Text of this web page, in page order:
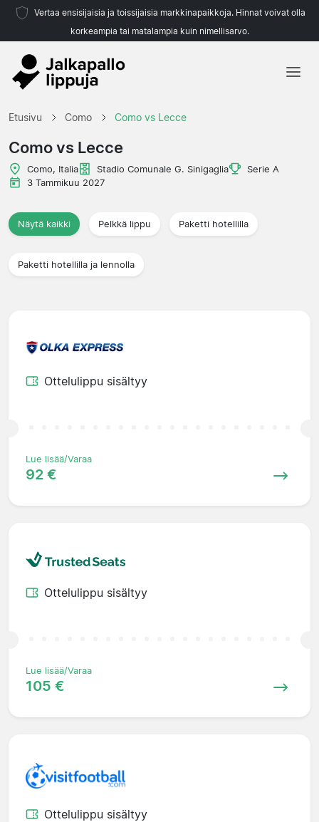
Vertaa ensisijaisia ja toissijaisia markkinapaikkoja. Hinnat voivat olla
korkeampia tai matalampia kuin nimellisarvo.
Etusivu Como Como vs Lecce
Como vs Lecce
Como, Italia Stadio Comunale G. Sinigaglia
Serie A
3 Tammikuu 2027
Näytä kaikki Pelkkä lippu Paketti hotellilla
Paketti hotellilla ja lennolla
Ottelulippu sisältyy
Lue lisää/Varaa
92 €
Ottelulippu sisältyy
Lue lisää/Varaa
105 €
Ottelulippu sisältyy